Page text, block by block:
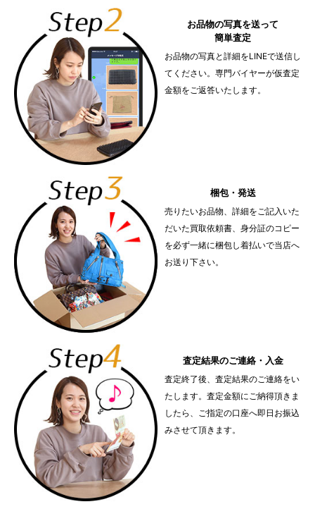
お品物の写真を送って
簡単査定
お品物の写真と詳細をLINEで送信し
てください。専門バイヤーが仮査定
金額をご返答いたします。
梱包・発送
売りたいお品物、詳細をご記入いた
だいた買取依頼書、身分証のコピー
を必ず一緒に梱包し着払いで当店へ
お送り下さい。
査定結果のご連絡・入金
査定終了後、査定結果のご連絡をい
たします。査定金額にご納得頂きま
したら、ご指定の口座へ即日お振込
みさせて頂きます。